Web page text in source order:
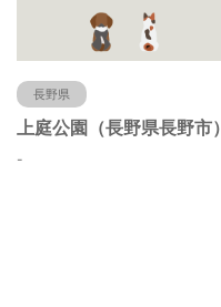
長野県
上庭公園（長野県長野市）
-